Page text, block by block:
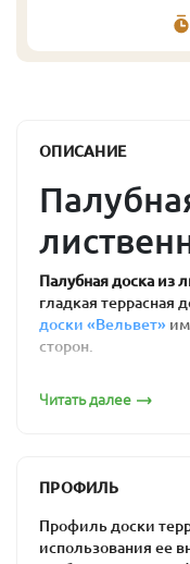
ОПИСАНИЕ
Палубная доска из
гладкая террасная
доски «Вельвет»
сторон.
Область
повышенной
Читать далее
ПРОФИЛЬ
Профиль доски
использования ее